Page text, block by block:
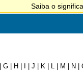
G H J K L M N